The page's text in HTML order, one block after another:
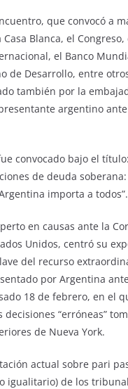
que convocó a
Blanca, el Congreso,
el Banco
de Desarrollo, entre
también por la
argentino
convocado bajo el título:
de deuda
importa a todos”.
en causas ante la
Unidos, centró su
del recurso
por Argentina
18 de febrero, en el
decisiones “erróneas”
de Nueva York.
actual sobre pari
igualitario) de los